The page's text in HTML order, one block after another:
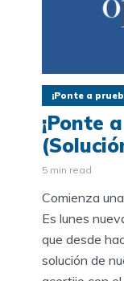
¡Ponte a
¡Ponte
5 min read
Comienza
Es lunes
que desde
solución de